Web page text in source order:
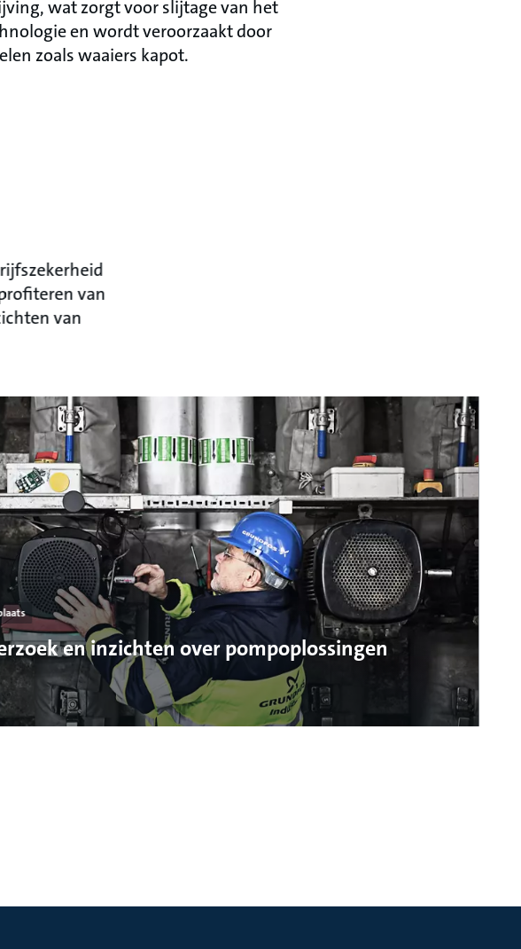
wat zorgt voor slijtage van het
en wordt veroorzaakt door
zoals waaiers kapot.
van
van
en inzichten over pompoplossingen